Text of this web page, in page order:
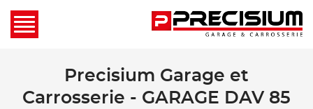
Precisium Garage et
Carrosserie - GARAGE DAV 85